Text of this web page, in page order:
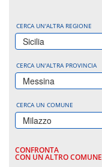
CERCA UN'ALTRA REGIONE
Sicilia
CERCA UN'ALTRA PROVINCIA
Messina
CERCA UN COMUNE
Milazzo
CONFRONTA
CON UN ALTRO COMUNE